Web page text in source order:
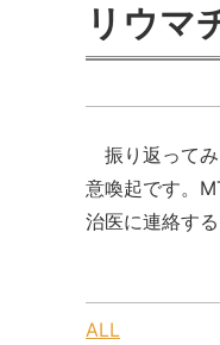
リウマ
振り返って
意喚起です。
治医に連絡す
ALL